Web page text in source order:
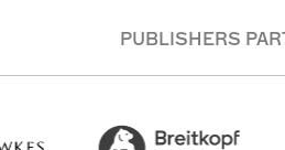
PUBLISHERS